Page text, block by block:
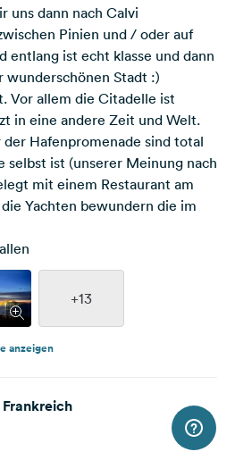
uns dann nach Calvi
Pinien und / oder auf
entlang ist echt klasse und dann
Stadt :)
Vor allem die Citadelle ist
in eine andere Zeit und Welt.
Hafenpromenade sind total
selbst ist (unserer Meinung nach
mit einem Restaurant am
Yachten bewundern die im
+13
anzeigen